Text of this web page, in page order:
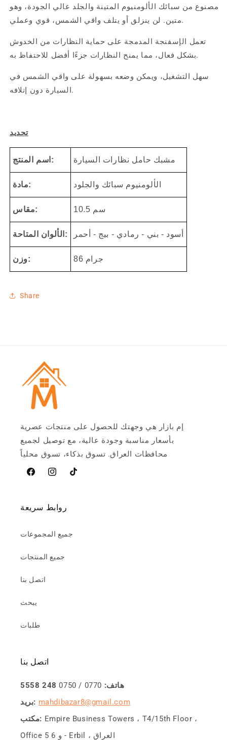
مصنوع من سبائك الألومنيوم المتينة والجلد عالي الجودة، وهو
متين. لن ينزلق أو يتلف واقي الشمس، قوي وعملي.
تعمل الإسفنجة المدمجة على حماية النظارات من الخدوش
بشكل فعال، مما يمنح النظارات جزءًا أفضل للاحتفاظ به.
سهل التشغيل، ويمكن وضعه بسهولة على واقي الشمس في
السيارة دون إتلافه.
تحديد
اسم المنتج: مشبك حامل نظارات السيارة
مادة: الألومنيوم سبائك والجلود
مقاس: 10.5 سم
الألوان المتاحة: أسود - بني - رمادي - بيج - أحمر
وزن: 86 جرام
Share
إم بازار هي وجهتك للحصول على منتجات عصرية
بأسعار مناسبة وجودة عالية، مع توصيل لجميع
محافظات العراق. تسوق بذكاء، تسوق محلياً
فيسبوكInstagram
تيخوك
روابط سريعة
جميع المجموعات
جميع المنتجات
اتصل بنا
يبحث
طلبات
اتصل بنا
هاتف:
248 5558
بريد: mahdibazar8@gmail.com
مكتب: Empire Business Towers ، T4/15th Floor ،
Office 5 و 6 - Erbil ، العراق